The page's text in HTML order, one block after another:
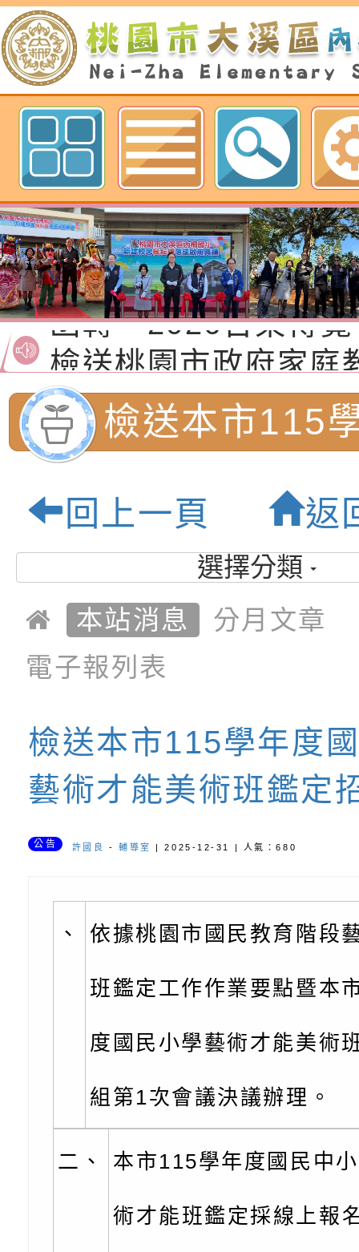
歡迎參觀：桃園市內柵國民小學網
性(防空)演習執行計
轉桃園市政府「
（防空）演習－行動
演練」
檢送桃園市政府家庭
「115年度祖孫樂淘
節慶祝活動」海報電
函轉本府新聞處檢送
交通安全宣導標語播
道安宣導影像素材
檢送桃園市政府LED
字稿及LCD託播影片
檢送行政院新聞傳播
月份公共服務政策溝
訊
檢送本市馬祖新村眷
區《植地有聲》主題
有關本市辦理115年
專注力研習營 「正
緒學習與生命教育(
梯次)」
檢送桃園市政府LED
字稿及LCD託播影片
函轉「2026台東博
海報電子檔及活動介
檢送桃園市政府家庭
「小桃家7月課程資
「HELLO新鮮人」
養練習題」、「青少
書會」、「親密關係
坊」、「祖孫樂淘桃
徵件活動」海報
有關本局115年「暑
年─青春專案」LED
字稿
為配合政府政策宣導
者權益暨落實保護青
環境
檢送桃園市政府LED
字稿及LCD託播影片
有關桃園市政府家庭
服務資源資訊
檢送桃園市政府LED
字稿及LCD託播影（
函轉有關身心障礙者
（CRPD）第三次國
約專要文件及附件英
檢送行政院新聞傳播
月份公共服務政策溝
轉知教育部國民及學
緒學習知能研習」
字稿及LCD託播影片
函轉有關本府新聞處
6月交通安全宣導標
份及道安宣導影像素
有關「115年各賣場
設置防災(颱)專區」
信誼基金會於6／27
0-8歲抗過敏照護指
童過敏免疫專家 林
講】親職講座
字稿及LCD託播影片
檢送桃園市政府家庭
「小桃家6月課程資
約幸福生活-婚前教
坊」、「幸福婚姻系
家庭好時光」海報
檢送桃園市政府LED
字稿及LCD託播影（
轉知財團法人天主教
立蘆葦啟智中心辦理
成果分享會
有關桃園市桃園區西
充實方案：「視」
覺暫留創意應用與實
字稿及LCD託播影（
有關桃園市桃園區新
學辦理115年度區域
角色驅動的聲音與故
「學生申訴及再申訴
月份公共服務政策溝
台北松山文創園區5
檢送本市115
民小學藝術才
鑑定招生簡章
內柵國民小學
育園地
回上一頁 返
選擇分類
本站消息
分月文章
電子報列表
檢送本市115學年度
藝術才能美術班鑑定
公告 許國良 -輔導室 | 2025-12-31 | 人氣：680
、 依據桃園市國民教育階段
班鑑定工作作業要點暨本
度國民小學藝術才能美術
組第1次會議決議辦理。
二、 本市115學年度國民中
術才能班鑑定採線上報